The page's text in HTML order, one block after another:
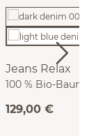
Jeans Relax
100 % Bio-
129,00 €